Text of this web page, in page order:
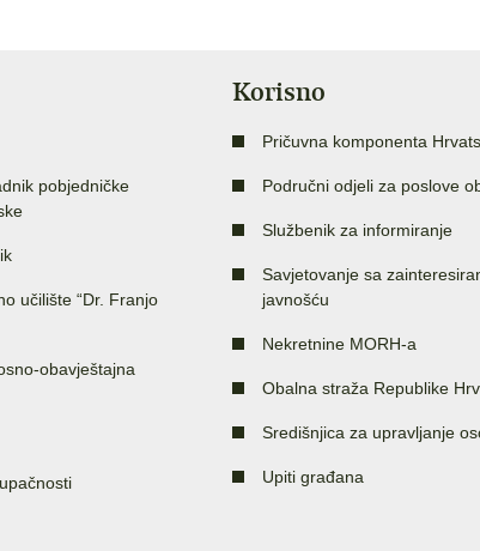
pobjedničke
učilište “Dr. Franjo
obavještajna
Korisno
Pričuvna komponenta
Područni odjeli za poslove
Službenik za informiranje
Savjetovanje sa
javnošću
Nekretnine MORH-a
Obalna straža Republike
Središnjica za upravljanje
Upiti građana